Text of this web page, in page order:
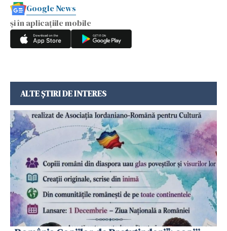
Google News
și în aplicațiile mobile
ALTE ȘTIRI DE INTERES